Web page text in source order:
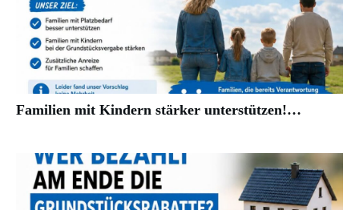
Familien mit Kindern stärker unterstützen!…